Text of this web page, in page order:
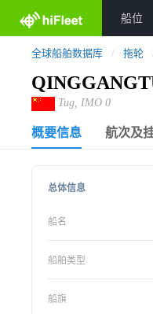
船位
全球船舶数据库 / 拖轮
Tug, IMO 0
概要信息 航次及
总体信息
船名
船舶类型
船旗